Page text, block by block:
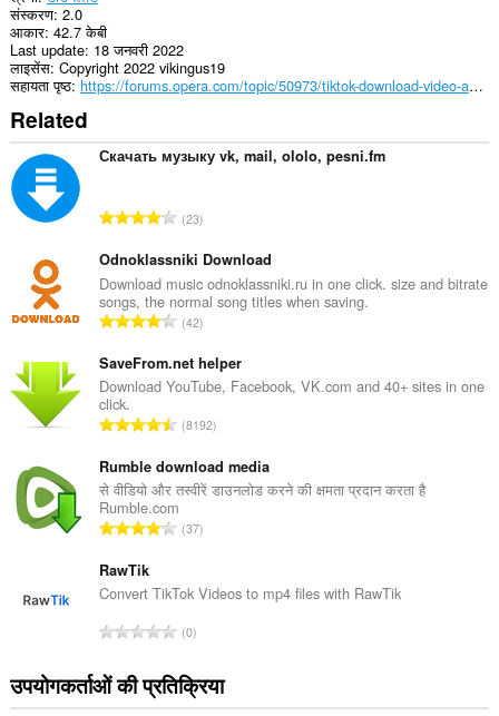
संस्करण 2.0
आकार 42.7 केबी
Last update 18 जनवरी 2022
लाइसेंस Copyright 2022 vikingus19
सहायता पृष्ठ
https://forums.opera.com/topic/50973/tiktok-download-video-audio-and-cover-art
Related
Скачать музыку vk, mail, ololo, pesni.fm
रे
ग
की
कु
ल
ख्या
:
23
Odnoklassniki Download
Download music odnoklassniki.ru in one click. size and bitrate
songs, the normal song titles when saving.
रे
ग
की
ल
ख्या
:
42
SaveFrom.net helper
Download YouTube, Facebook, VK.com and 40+ sites in one
click.
रे
ग
की
कु
ल
:
8192
Rumble download media
से वीडियो और तस्वीरें डाउनलोड करने की क्षमता प्रदान करता है
Rumble.com
रे
की
ल
ख्या
:
37
RawTik
Convert TikTok Videos to mp4 files with RawTik
रे
ग
की
0
उपयोगकर्ताओं की प्रतिक्रिया